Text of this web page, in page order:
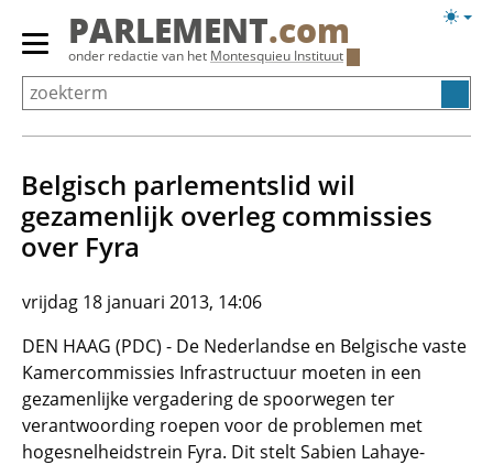
Overslaan
Primair
menu
tonen/verbergen
PARLEMENT.com
onder redactie van het Montesquieu Instituut
Belgisch parlementslid wil
gezamenlijk overleg commissies
over Fyra
vrijdag 18 januari 2013, 14:06
DEN HAAG (PDC) - De Nederlandse en Belgische vaste
Kamercommissies Infrastructuur moeten in een
gezamenlijke vergadering de spoorwegen ter
verantwoording roepen voor de problemen met
hogesnelheidstrein Fyra. Dit stelt Sabien Lahaye-